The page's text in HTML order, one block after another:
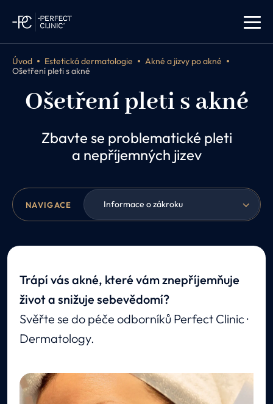
Úvod Estetická dermatologie
Akné a jizvy po akné
Ošetření pleti s akné
Ošetření pleti s akné
Zbavte se problematické pleti
a nepříjemných jizev
NAVIGACE Informace o zákroku
Trápí vás akné, které vám znepříjemňuje
život a snižuje sebevědomí?
Svěřte se do péče odborníků Perfect Clinic ·
Dermatology.